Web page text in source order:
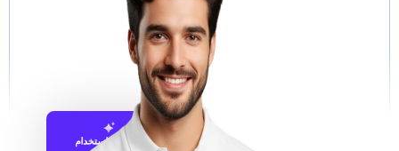
الاقتراح باستخدام